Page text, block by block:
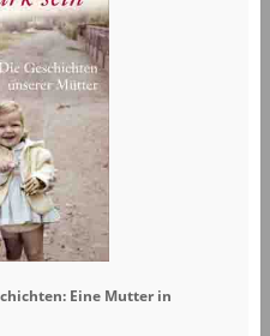
Eine Mutter in